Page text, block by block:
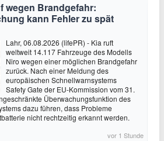
wegen Brandgefahr:
kann Fehler zu spät
Lahr, 06.08.2026 (lifePR) - Kia ruft
weltweit 14.117 Fahrzeuge des Modells
Niro wegen einer möglichen Brandgefahr
zurück. Nach einer Meldung des
europäischen Schnellwarnsystems
Safety Gate der EU-Kommission vom 31.
Überwachungsfunktion des
dazu führen, dass Probleme
nicht rechtzeitig erkannt werden.
vor 1 Stunde